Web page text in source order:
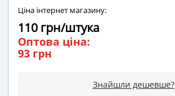
Ціна інтернет магазину:
110 грн/штука
Оптова ціна:
93 грн
Знайшли дешевше?